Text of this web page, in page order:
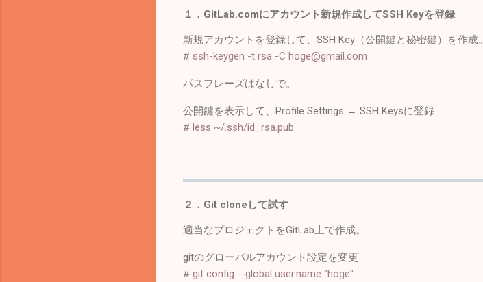
１．GitLab.comにアカウント新規作成してSSH Keyを登録
新規アカウントを登録して、SSH Key（公開鍵と秘密鍵）を作成。
# ssh-keygen -t rsa -C hoge@gmail.com
パスフレーズはなしで。
公開鍵を表示して、Profile Settings → SSH Keysに登録
# less ~/.ssh/id_rsa.pub
２．Git cloneして試す
適当なプロジェクトをGitLab上で作成。
gitのグローバルアカウント設定を変更
# git config --global user.name "hoge"